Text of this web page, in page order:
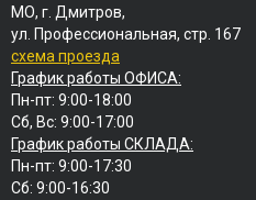
МО, г. Дмитров,
ул. Профессиональная, стр. 167
схема проезда
График работы ОФИСА:
Пн-пт: 9:00-18:00
Сб, Вс: 9:00-17:00
График работы СКЛАДА:
Пн-пт: 9:00-17:30
Сб: 9:00-16:30